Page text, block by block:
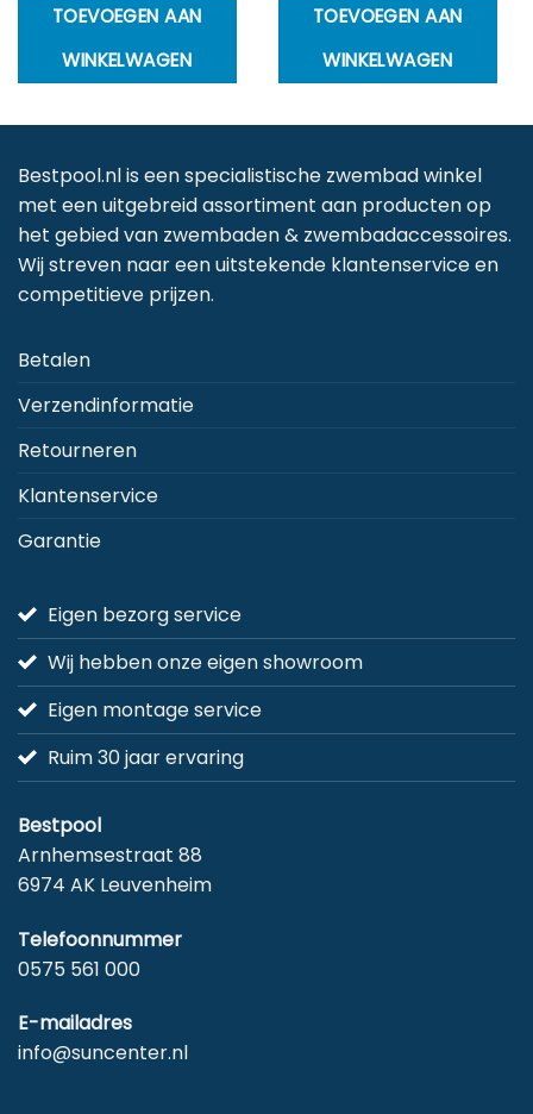
TOEVOEGEN AAN
WINKELWAGEN
TOEVOEGEN AAN
WINKELWAGEN
Bestpool.nl is een specialistische zwembad winkel
met een uitgebreid assortiment aan producten op
het gebied van zwembaden & zwembadaccessoires.
Wij streven naar een uitstekende klantenservice en
competitieve prijzen.
Betalen
Verzendinformatie
Retourneren
Klantenservice
Garantie
Eigen bezorg service
Wij hebben onze eigen showroom
Eigen montage service
Ruim 30 jaar ervaring
Bestpool
Arnhemsestraat 88
6974 AK Leuvenheim
Telefoonnummer
0575 561 000
E-mailadres
info@suncenter.nl